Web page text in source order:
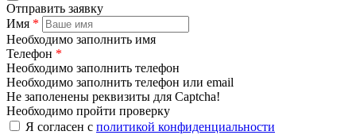
Отправить заявку
Имя *
Необходимо заполнить имя
Телефон *
Необходимо заполнить телефон
Необходимо заполнить телефон или email
Не заполенены реквизиты для Captcha!
Необходимо пройти проверку
Я согласен с политикой конфиденциальности